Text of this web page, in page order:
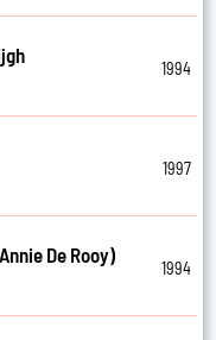
1994
1997
De Rooy)
1994